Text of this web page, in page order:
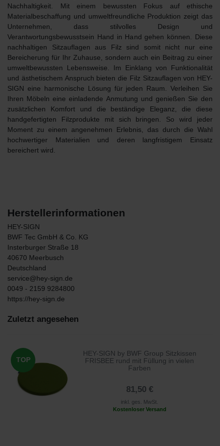
Nachhaltigkeit . Mit einem bewussten Fokus auf ethische
Materialbeschaffung und umweltfreundliche Produktion zeigt das
Unternehmen, dass stilvolles Design und
Verantwortungsbewusstsein Hand in Hand gehen können. Diese
nachhaltigen Sitzauflagen aus Filz sind somit nicht nur eine
Bereicherung für Ihr Zuhause, sondern auch ein Beitrag zu einer
umweltbewussten Lebensweise. Im Einklang von Funktionalität
und ästhetischem Anspruch bieten die Filz Sitzauflagen von HEY-
SIGN eine harmonische Lösung für jeden Raum. Verleihen Sie
Ihren Möbeln eine einladende Anmutung und genießen Sie den
zusätzlichen Komfort und die beständige Eleganz, die diese
handgefertigten Filzprodukte mit sich bringen. So wird jeder
Moment zu einem angenehmen Erlebnis, das durch die Wahl
hochwertiger Materialien und deren langfristigem Einsatz
bereichert wird.
Herstellerinformationen
HEY-SIGN
BWF Tec GmbH & Co. KG
Insterburger Straße 18
40670 Meerbusch
Deutschland
service@hey-sign.de
0049 - 2159 9284800
https://hey-sign.de
Zuletzt angesehen
TOP
HEY-SIGN by BWF Group Sitzkissen
FRISBEE rund mit Füllung in vielen
Farben
81,50 €
inkl. ges. MwSt.
Kostenloser Versand